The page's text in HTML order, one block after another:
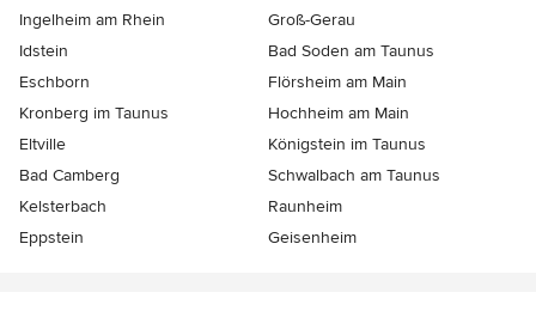
Ingelheim am Rhein
Groß-Gerau
Idstein
Bad Soden am Taunus
Eschborn
Flörsheim am Main
Kronberg im Taunus
Hochheim am Main
Eltville
Königstein im Taunus
Bad Camberg
Schwalbach am Taunus
Kelsterbach
Raunheim
Eppstein
Geisenheim